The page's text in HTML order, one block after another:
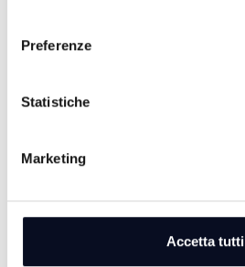
Preferenze
Statistiche
Marketing
Accetta tutti